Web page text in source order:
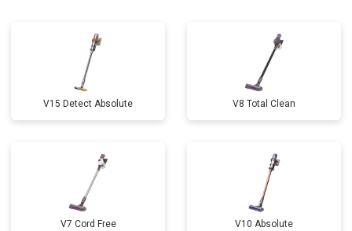
V15 Detect Absolute V8 Total Clean
V7 Cord Free V10 Absolute